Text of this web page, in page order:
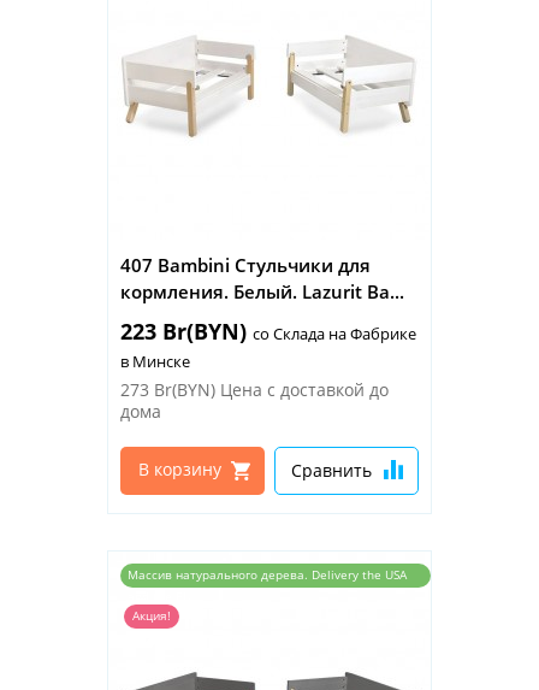
407 Bambini Стульчики для
кормления. Белый. Lazurit Ba...
223 Br(BYN) со Склада на Фабрике
в Минске
273 Br(BYN) Цена с доставкой до
дома
В корзину Сравнить
Массив натурального дерева. Delivery the USA
Акция!